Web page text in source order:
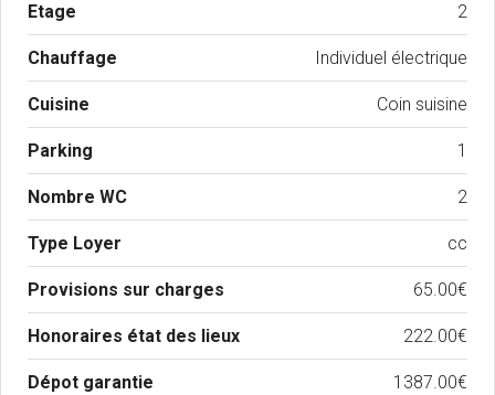
Etage 2
Chauffage Individuel électrique
Cuisine Coin suisine
Parking 1
Nombre WC 2
Type Loyer cc
Provisions sur charges 65.00€
Honoraires état des lieux 222.00€
Dépot garantie 1387.00€